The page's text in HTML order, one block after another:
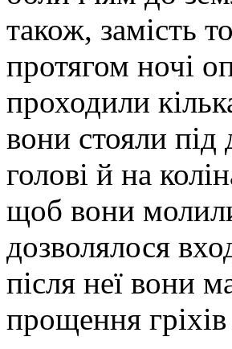
також, замість
протягом ночі
проходили
вони стояли
голові й на
щоб вони
дозволялося
після неї вони
прощення